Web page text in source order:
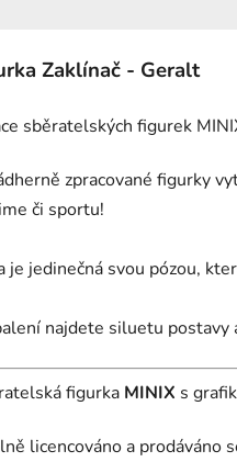
Zaklínač - Geralt
sběratelských figurek
zpracované figurky
či sportu!
je jedinečná svou pózou,
najdete siluetu
figurka MINIX s
licencováno a prodáváno